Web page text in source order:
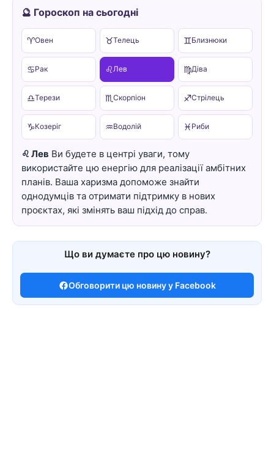
🔮 Гороскоп на сьогодні
♈Овен ♉Телець ♊Близнюки
♋Рак ♌Лев ♍Діва
♎Терези ♏Скорпіон ♐Стрілець
♑Козеріг ♒Водолій ♓ Риби
♌ Лев Ви будете в центрі уваги, тому
використайте цю енергію для реалізації амбітних
планів. Ваша харизма допоможе знайти
однодумців та отримати підтримку в нових
проєктах, які змінять ваш підхід до справ.
Що ви думаєте про цю новину?
Обговорити цю новину у Facebook